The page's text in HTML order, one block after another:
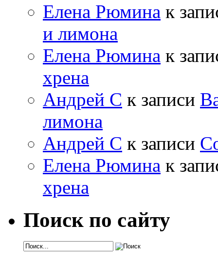
Елена Рюмина к
и лимона
Елена Рюмина к
хрена
Андрей С к записи
лимона
Андрей С к записи
Елена Рюмина к
хрена
Поиск по сайту